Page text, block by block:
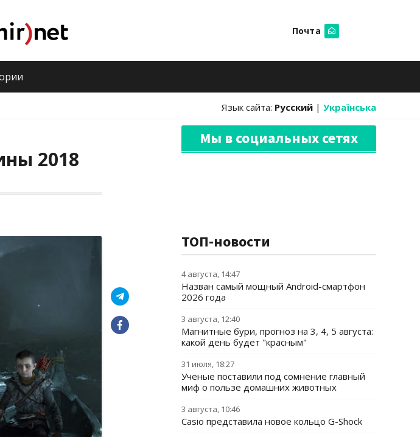
Почта
Язык сайта: Русский | Українська
2018
Мы в социальных сетях
ТОП-новости
4 августа, 14:47
Назван самый мощный Android-смартфон
2026 года
3 августа, 12:40
Магнитные бури, прогноз на 3, 4, 5 августа:
какой день будет "красным"
31 июля, 18:27
Ученые поставили под сомнение главный
миф о пользе домашних животных
3 августа, 10:46
Casio представила новое кольцо G-Shock